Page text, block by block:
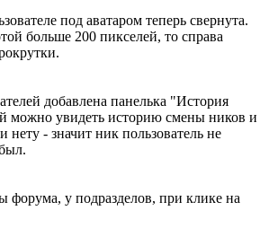
под аватаром теперь свернута.
больше 200 пикселей, то справа
добавлена панелька "История
можно увидеть историю смены ников и
нету - значит ник пользователь не
форума, у подразделов, при клике на